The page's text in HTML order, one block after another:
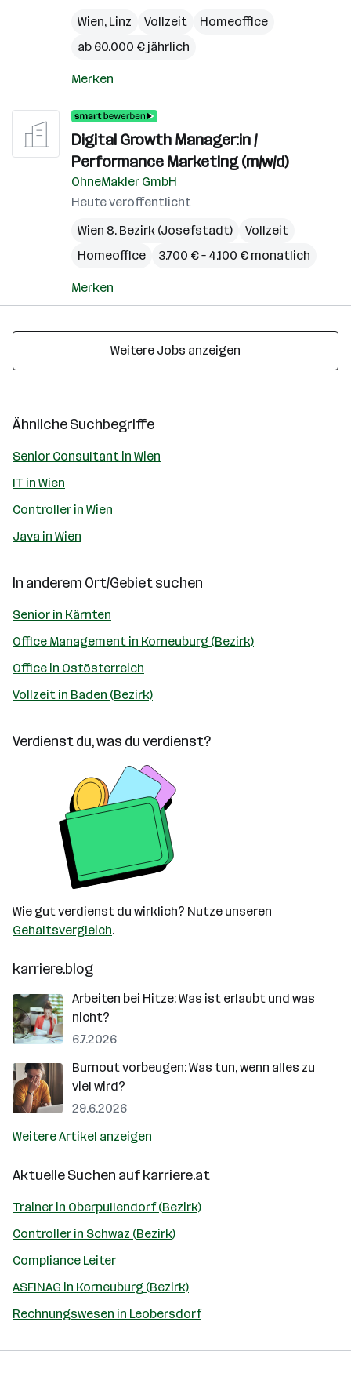
Wien, Linz Vollzeit
Homeoffice
ab 60.000 € jährlich
Merken
Digital Growth Manager:in /
Performance Marketing (m/w/d)
OhneMakler GmbH
Heute veröffentlicht
Wien 8. Bezirk (Josefstadt)
Vollzeit
Homeoffice
3.700 € – 4.100 € monatlich
Merken
Weitere Jobs anzeigen
Ähnliche Suchbegriffe
Senior Consultant in Wien
IT in Wien
Controller in Wien
Java in Wien
In anderem Ort/Gebiet suchen
Senior in Kärnten
Office Management in Korneuburg (Bezirk)
Office in Ostösterreich
Vollzeit in Baden (Bezirk)
Verdienst du, was du verdienst?
Wie gut verdienst du wirklich? Nutze unseren
Gehaltsvergleich.
karriere.blog
Arbeiten bei Hitze: Was ist erlaubt und was
nicht?
6.7.2026
Burnout vorbeugen: Was tun, wenn alles zu
viel wird?
29.6.2026
Weitere Artikel anzeigen
Aktuelle Suchen aufkarriere.at
Trainer in Oberpullendorf (Bezirk)
Controller in Schwaz (Bezirk)
Compliance Leiter
ASFINAG in Korneuburg (Bezirk)
Rechnungswesen in Leobersdorf